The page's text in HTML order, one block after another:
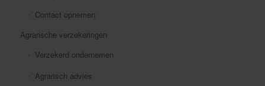
Contact opnemen
Agrarische verzekeringen
Verzekerd ondernemen
Agrarisch advies